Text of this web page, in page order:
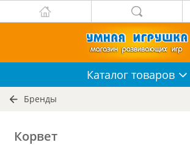
Каталог товаров
Бренды
Корвет